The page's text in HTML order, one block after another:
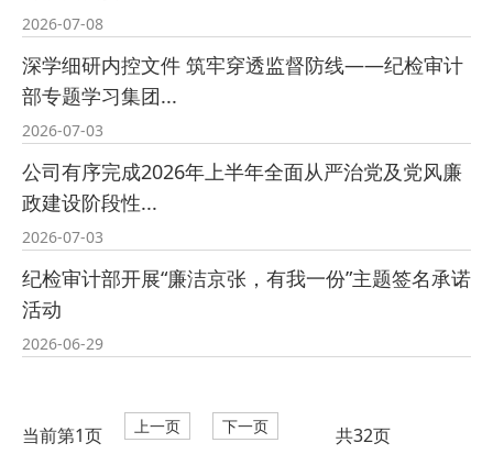
2026-07-08
深学细研内控文件 筑牢穿透监督防线——纪检审计
部专题学习集团...
2026-07-03
公司有序完成2026年上半年全面从严治党及党风廉
政建设阶段性...
2026-07-03
纪检审计部开展“廉洁京张，有我一份”主题签名承诺
活动
2026-06-29
当前第1页 上一页 下一页 共32页